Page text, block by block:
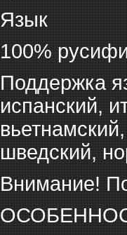
Язык
100%
Поддержка
испанский,
шведский,
Внимание!